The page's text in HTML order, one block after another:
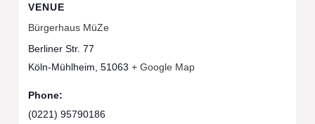
VENUE
Bürgerhaus MüZe
Berliner Str. 77
Köln-Mühlheim, 51063 + Google Map
Phone:
(0221) 95790186